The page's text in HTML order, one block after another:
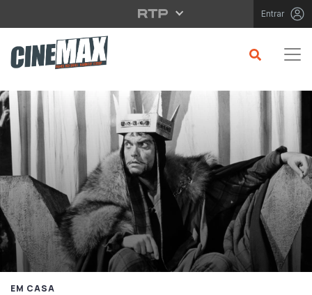
Saltar para o conteúdo principal Entrar
EM CASA